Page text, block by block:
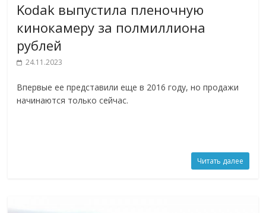
Kodak выпустила пленочную
кинокамеру за полмиллиона
рублей
24.11.2023
Впервые ее представили еще в 2016 году, но продажи
начинаются только сейчас.
Читать далее